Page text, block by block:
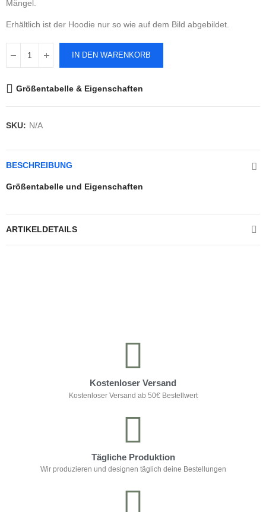
Mängel.
Erhältlich ist der Hoodie nur so wie auf dem Bild abgebildet.
IN DEN WARENKORB
Größentabelle & Eigenschaften
SKU: N/A
BESCHREIBUNG
Größentabelle und Eigenschaften
ARTIKELDETAILS
Kostenloser Versand
Kostenloser Versand ab 50€ Bestellwert
Tägliche Produktion
Wir produzieren und designen täglich deine Bestellungen